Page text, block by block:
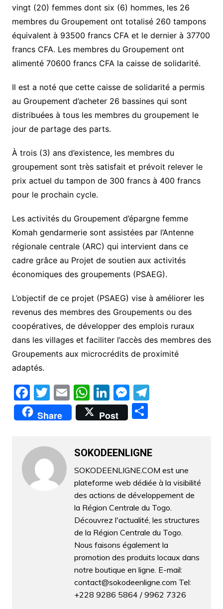
vingt (20) femmes dont six (6) hommes, les 26
membres du Groupement ont totalisé 260 tampons
équivalent à 93500 francs CFA et le dernier à 37700
francs CFA. Les membres du Groupement ont
alimenté 70600 francs CFA la caisse de solidarité.
Il est a noté que cette caisse de solidarité a permis
au Groupement d’acheter 26 bassines qui sont
distribuées à tous les membres du groupement le
jour de partage des parts.
À trois (3) ans d’existence, les membres du
groupement sont très satisfait et prévoit relever le
prix actuel du tampon de 300 francs à 400 francs
pour le prochain cycle.
Les activités du Groupement d’épargne femme
Komah gendarmerie sont assistées par l’Antenne
régionale centrale (ARC) qui intervient dans ce
cadre grâce au Projet de soutien aux activités
économiques des groupements (PSAEG).
L’objectif de ce projet (PSAEG) vise à améliorer les
revenus des membres des Groupements ou des
coopératives, de développer des emplois ruraux
dans les villages et faciliter l’accès des membres des
Groupements aux microcrédits de proximité
adaptés.
F
a
c
b
o
o
T
w
itt
E
m
ai
W
h
at
A
p
p
Li
n
k
dI
n
M
e
s
e
n
g
er
T
a
m
Share Post
P
g
er
SOKODEENLIGNE
SOKODEENLIGNE.COM est une
plateforme web dédiée à la visibilité
des actions de développement de
la Région Centrale du Togo.
Découvrez l'actualité, les structures
de la Région Centrale du Togo.
Nous faisons également la
promotion des produits locaux dans
notre boutique en ligne. E-mail:
contact@sokodeenligne.com Tel:
+228 9286 5864 / 9962 7326